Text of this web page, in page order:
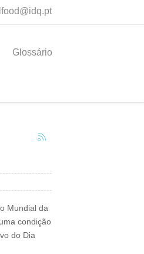
Glossário
Mundial da
condição
do Dia